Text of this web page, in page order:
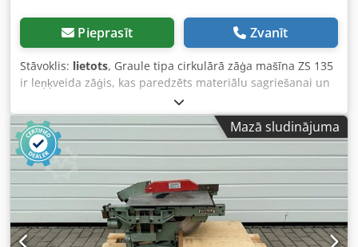
Pieprasīt Zvanīt
Stāvoklis: lietots, Graule tipa cirkulārā zāģa mašīna ZS 135
ir leņķveida zāģis, kas paredzēts materiālu sagriešanai un
leņķu griešanai. Griešanas augstums: 135 mm Griešanas
garums: 330 mm Credjzryv Tjpfx Ab Rjf Tehniskie dati: -
Motors: 2,2 kW - Pievienojums: 380 V
Mazā sludinājuma